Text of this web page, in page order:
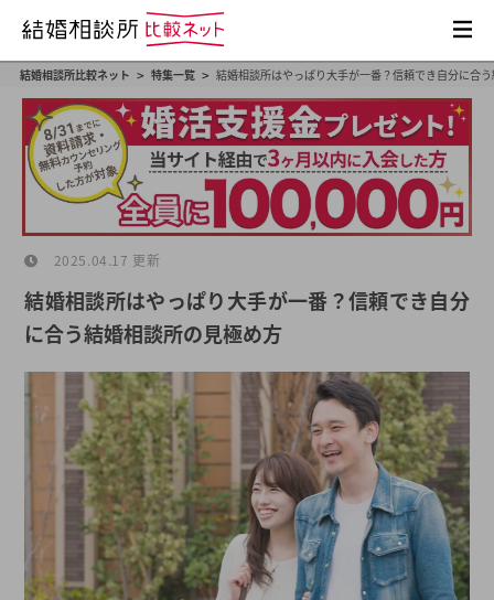
結婚相談所比較ネット > 特集一覧 > 結婚相談所はやっぱり大手が一番？信頼でき自分に合
2025.04.17 更新
結婚相談所はやっぱり大手が一番？信頼でき自分
に合う結婚相談所の見極め方